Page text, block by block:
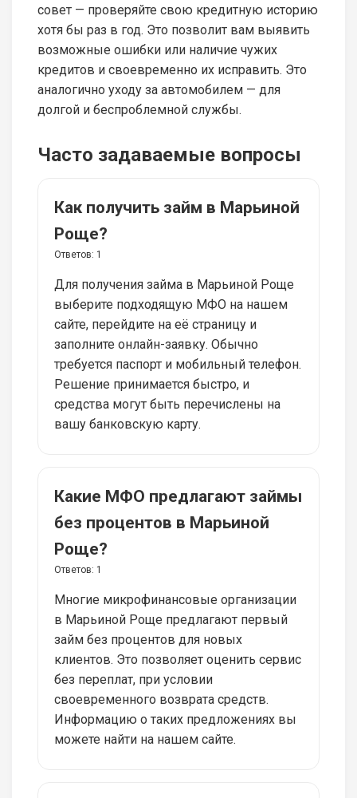
совет — проверяйте свою кредитную историю
хотя бы раз в год. Это позволит вам выявить
возможные ошибки или наличие чужих
кредитов и своевременно их исправить. Это
аналогично уходу за автомобилем — для
долгой и беспроблемной службы.
Часто задаваемые вопросы
Как получить займ в Марьиной
Роще?
Ответов: 1
Для получения займа в Марьиной Роще
выберите подходящую МФО на нашем
сайте, перейдите на её страницу и
заполните онлайн-заявку. Обычно
требуется паспорт и мобильный телефон.
Решение принимается быстро, и
средства могут быть перечислены на
вашу банковскую карту.
Какие МФО предлагают займы
без процентов в Марьиной
Роще?
Ответов: 1
Многие микрофинансовые организации
в Марьиной Роще предлагают первый
займ без процентов для новых
клиентов. Это позволяет оценить сервис
без переплат, при условии
своевременного возврата средств.
Информацию о таких предложениях вы
можете найти на нашем сайте.